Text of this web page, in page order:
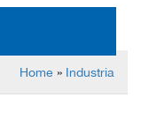
Home » Industria